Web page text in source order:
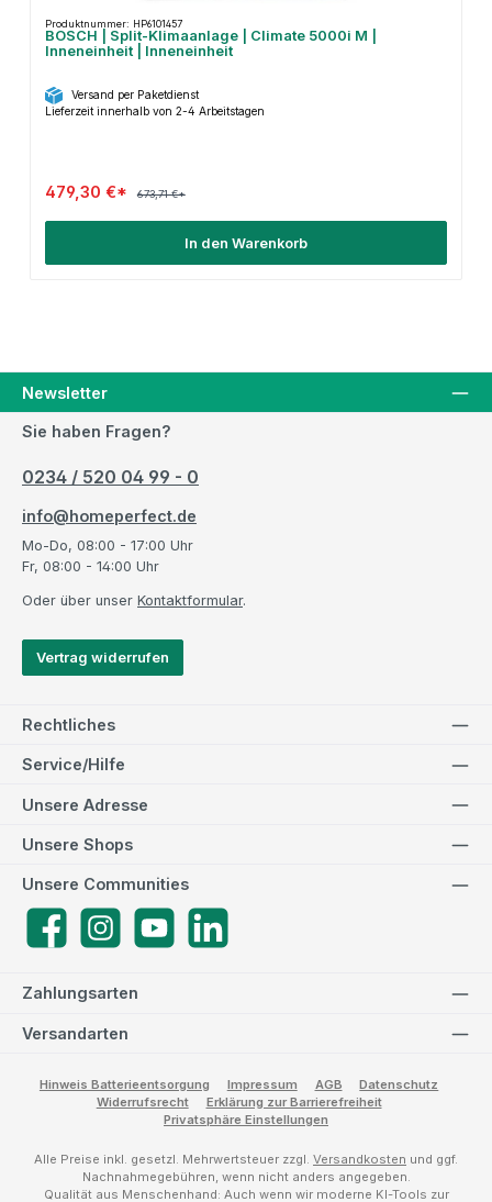
Produktnummer: HP6101457
BOSCH | Split-Klimaanlage | Climate 5000i M |
Inneneinheit | Inneneinheit
Versand per Paketdienst
Lieferzeit innerhalb von 2-4 Arbeitstagen
479,30 €* 673,71 €*
In den Warenkorb
Newsletter
Sie haben Fragen?
0234 / 520 04 99 - 0
info@homeperfect.de
Mo-Do, 08:00 - 17:00 Uhr
Fr, 08:00 - 14:00 Uhr
Oder über unser Kontaktformular.
Vertrag widerrufen
Rechtliches
Service/Hilfe
Zahlungsarten
Versandarten
Unsere Adresse
Unsere Communities
FacebookInstagramYouTube
Unsere Shops
Hinweis Batterieentsorgung Impressum AGB
Datenschutz
Widerrufsrecht
Erklärung zur Barrierefreiheit
Privatsphäre Einstellungen
Alle Preise inkl. gesetzl. Mehrwertsteuer zzgl. Versandkosten und ggf.
Nachnahmegebühren, wenn nicht anders angegeben.
Qualität aus Menschenhand: Auch wenn wir moderne KI-Tools zur